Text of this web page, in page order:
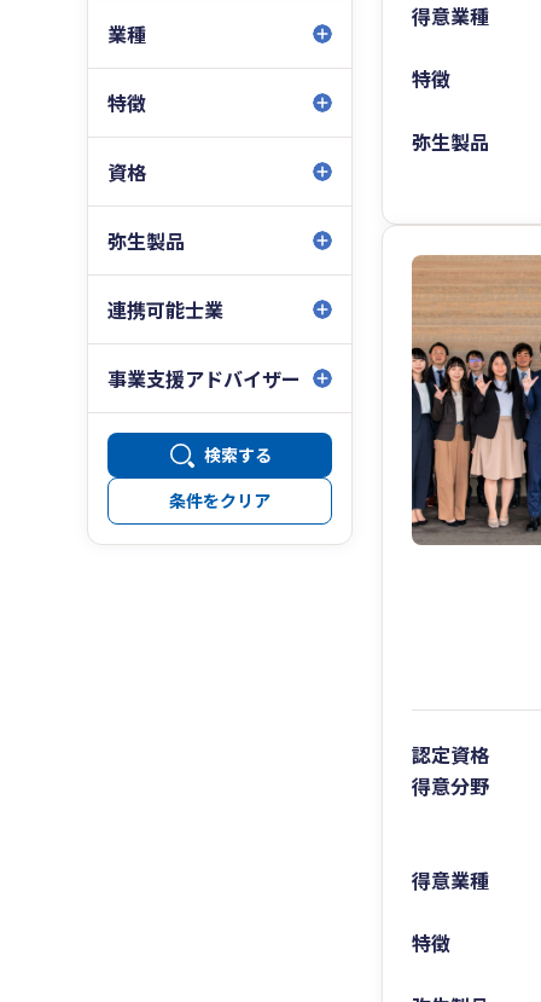
業種
特徴
資格
弥生製品
連携可能士業
事業支援アドバイザー
検索する
条件をクリア
得意業種
特徴
弥生製品
認定資格
得意分野
得意業種
特徴